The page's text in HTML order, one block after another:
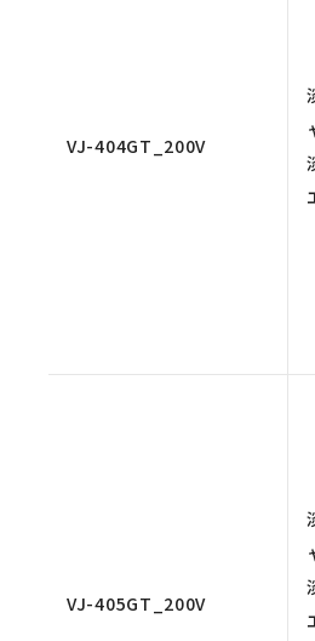
VJ-404GT_200V
VJ-405GT_200V